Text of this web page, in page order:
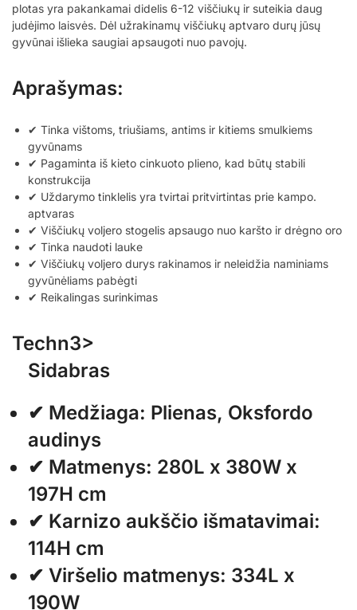
plotas yra pakankamai didelis 6-12 viščiukų ir suteikia daug
judėjimo laisvės. Dėl užrakinamų viščiukų aptvaro durų jūsų
gyvūnai išlieka saugiai apsaugoti nuo pavojų.
Aprašymas:
✔ Tinka vištoms, triušiams, antims ir kitiems smulkiems
gyvūnams
✔ Pagaminta iš kieto cinkuoto plieno, kad būtų stabili
konstrukcija
✔ Uždarymo tinklelis yra tvirtai pritvirtintas prie kampo.
aptvaras
✔ Viščiukų voljero stogelis apsaugo nuo karšto ir drėgno oro
✔ Tinka naudoti lauke
✔ Viščiukų voljero durys rakinamos ir neleidžia naminiams
gyvūnėliams pabėgti
✔ Reikalingas surinkimas
Techn3>
Sidabras
✔ Medžiaga: Plienas, Oksfordo
audinys
✔ Matmenys: 280L x 380W x
197H cm
✔ Karnizo aukščio išmatavimai:
114H cm
✔ Viršelio matmenys: 334L x
190W